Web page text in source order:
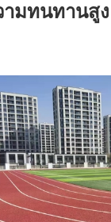
มทนทานสู